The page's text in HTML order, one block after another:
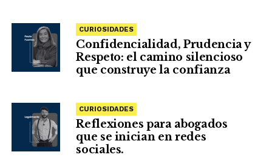
CURIOSIDADES
Confidencialidad, Prudencia y
Respeto: el camino silencioso
que construye la confianza
CURIOSIDADES
Reflexiones para abogados
que se inician en redes
sociales.